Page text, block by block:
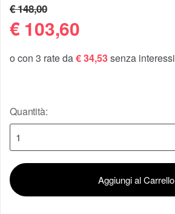
€ 148,00
€ 103,60
o con 3 rate da€ 34,53senza interessi
Quantità:
Aggiungi al Carrello